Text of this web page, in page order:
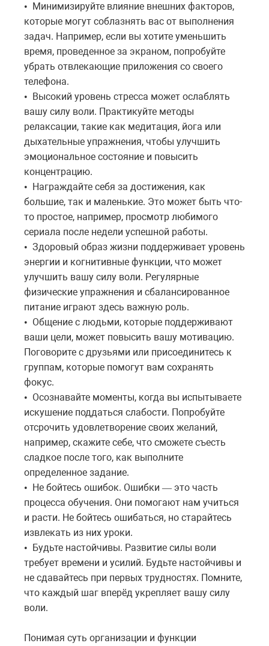
•
Минимизируйте влияние внешних факторов,
которые могут соблазнять вас от выполнения
задач. Например, если вы хотите уменьшить
время, проведенное за экраном, попробуйте
убрать отвлекающие приложения со своего
телефона.
•
Высокий уровень стресса может ослаблять
вашу силу воли. Практикуйте методы
релаксации, такие как медитация, йога или
дыхательные упражнения, чтобы улучшить
эмоциональное состояние и повысить
концентрацию.
•
Награждайте себя за достижения, как
большие, так и маленькие. Это может быть что-
то простое, например, просмотр любимого
сериала после недели успешной работы.
• Здоровый образ жизни поддерживает уровень
энергии и когнитивные функции, что может
улучшить вашу силу воли. Регулярные
физические упражнения и сбалансированное
питание играют здесь важную роль.
• Общение с людьми, которые поддерживают
ваши цели, может повысить вашу мотивацию.
Поговорите с друзьями или присоединитесь к
группам, которые помогут вам сохранять
фокус.
• Осознавайте моменты, когда вы испытываете
искушение поддаться слабости. Попробуйте
отсрочить удовлетворение своих желаний,
например, скажите себе, что сможете съесть
сладкое после того, как выполните
определенное задание.
• Не бойтесь ошибок. Ошибки — это часть
процесса обучения. Они помогают нам учиться
и расти. Не бойтесь ошибаться, но старайтесь
извлекать из них уроки.
•
Будьте настойчивы. Развитие силы воли
требует времени и усилий. Будьте настойчивы и
не сдавайтесь при первых трудностях. Помните,
что каждый шаг вперёд укрепляет вашу силу
воли.
Понимая суть организации и функции